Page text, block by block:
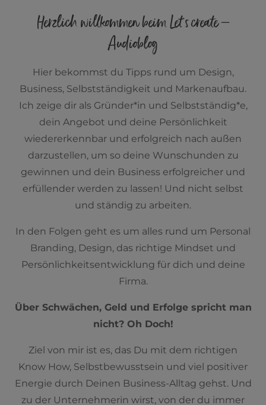
Herzlich willkommen beim Let´s create –
Audioblog
Hier bekommst du Tipps rund um Design,
Business, Selbstständigkeit und Markenaufbau.
Ich zeige dir als Gründer*in und Selbstständig*e,
dein Angebot und deine Persönlichkeit
wiedererkennbar und erfolgreich nach außen
darzustellen, um so deine Wunschunden zu
gewinnen und dein Business erfolgreicher und
erfüllender werden zu lassen! Und nicht selbst
und ständig zu arbeiten.
In den Folgen geht es um alles rund um Personal
Branding, Design, das richtige Mindset und
Persönlichkeitsentwicklung für dich und deine
Firma.
Über Schwächen, Geld und Erfolge spricht man
nicht? Oh Doch!
Ziel von mir ist es, das Du mit dem richtigen
Know How, Selbstbewusstsein und viel positiver
Energie durch Deinen Business-Alltag gehst. Und
zu der Unternehmerin wirst, von der du immer